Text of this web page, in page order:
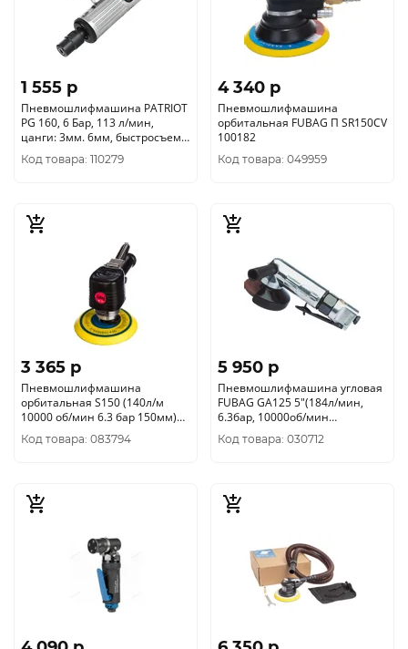
1 555 p
Пневмошлифмашина PATRIOT
PG 160, 6 Бар, 113 л/мин,
цанги: 3мм. 6мм, быстросъем,
22 000 об/ми, 16
Код товара: 110279
4 340 p
Пневмошлифмашина
орбитальная FUBAG П SR150CV
100182
Код товара: 049959
3 365 p
Пневмошлифмашина
орбитальная S150 (140л/м
10000 об/мин 6.3 бар 150мм)
100181
Код товара: 083794
5 950 p
Пневмошлифмашина угловая
FUBAG GA125 5"(184л/мин,
6.3бар, 10000об/мин
5")+зач.диск5
Код товара: 030712